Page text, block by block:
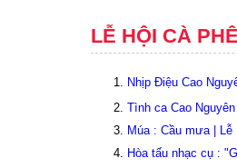
LỄ HỘI CÀ
Nhịp Điệu Cao
Tình ca Cao
Múa : Cầu mưa | Lễ
Hòa tấu nhạc cụ :